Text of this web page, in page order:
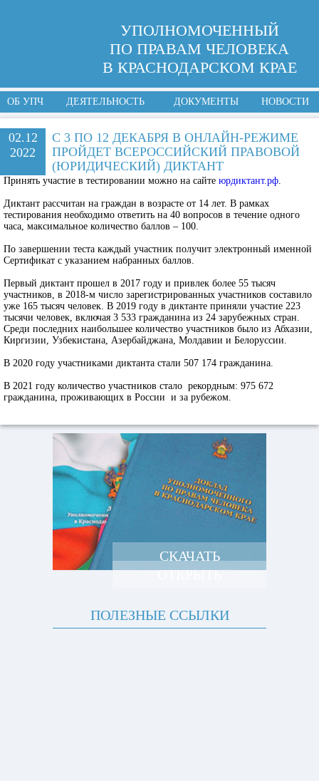
УПОЛНОМОЧЕННЫЙ
ПО ПРАВАМ ЧЕЛОВЕКА
В КРАСНОДАРСКОМ КРАЕ
ОБ УПЧ ДЕЯТЕЛЬНОСТЬ ДОКУМЕНТЫ НОВОСТИ
02.12
2022
С 3 ПО 12 ДЕКАБРЯ В ОНЛАЙН-РЕЖИМЕ
ПРОЙДЕТ ВСЕРОССИЙСКИЙ ПРАВОВОЙ
(ЮРИДИЧЕСКИЙ) ДИКТАНТ
Принять участие в тестировании можно на сайте юрдиктант.рф.
Диктант рассчитан на граждан в возрасте от 14 лет. В рамках
тестирования необходимо ответить на 40 вопросов в течение одного
часа, максимальное количество баллов – 100.
По завершении теста каждый участник получит электронный именной
Сертификат с указанием набранных баллов.
Первый диктант прошел в 2017 году и привлек более 55 тысяч
участников, в 2018-м число зарегистрированных участников составило
уже 165 тысяч человек. В 2019 году в диктанте приняли участие 223
тысячи человек, включая 3 533 гражданина из 24 зарубежных стран.
Среди последних наибольшее количество участников было из Абхазии,
Киргизии, Узбекистана, Азербайджана, Молдавии и Белоруссии.
В 2020 году участниками диктанта стали 507 174 гражданина.
В 2021 году количество участников стало рекордным: 975 672
гражданина, проживающих в России и за рубежом.
СКАЧАТЬ
ОТКРЫТЬ
ПОЛЕЗНЫЕ ССЫЛКИ